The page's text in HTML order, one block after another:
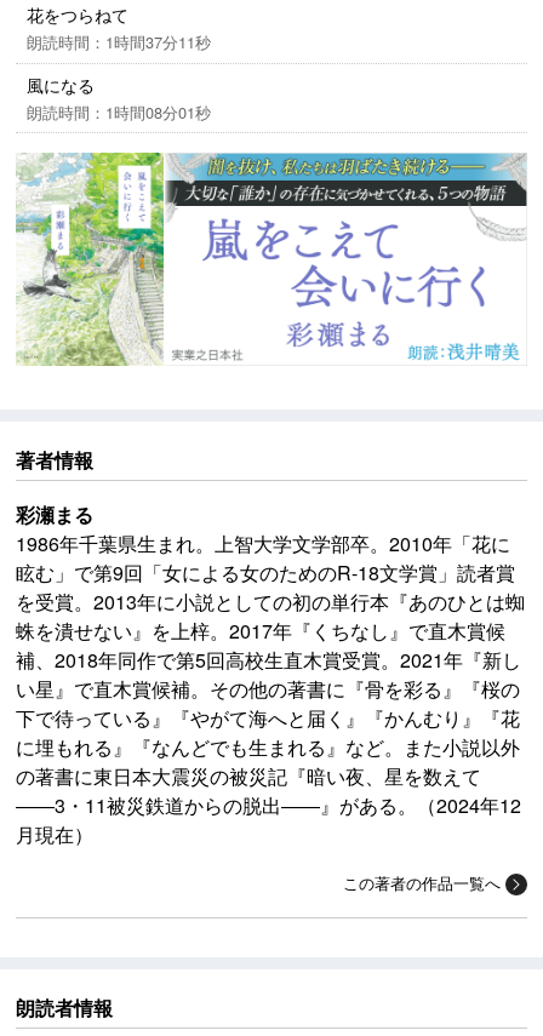
花をつらねて
朗読時間：1時間37分11秒
風になる
朗読時間：1時間08分01秒
著者情報
彩瀬まる
1986年千葉県生まれ。上智大学文学部卒。2010年「花に
眩む」で第9回「女による女のためのR-18文学賞」読者賞
を受賞。2013年に小説としての初の単行本『あのひとは蜘
蛛を潰せない』を上梓。2017年『くちなし』で直木賞候
補、2018年同作で第5回高校生直木賞受賞。2021年『新し
い星』で直木賞候補。その他の著書に『骨を彩る』『桜の
下で待っている』『やがて海へと届く』『かんむり』『花
に埋もれる』『なんどでも生まれる』など。また小説以外
の著書に東日本大震災の被災記『暗い夜、星を数えて
――3・11被災鉄道からの脱出――』がある。（2024年12
月現在）
この著者の作品一覧へ
朗読者情報